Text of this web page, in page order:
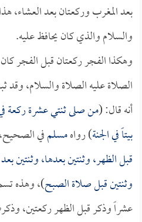
بعد المغرب وركعتان بعد العشاء،
والسلام والذي كان يحافظ عليه.
وهكذا الفجر ركعتان قبل الفجر كان
الصلاة عليه الصلاة والسلام، وقد
أنه قال: (من صلى ثنتي عشرة ركعة
بيتاً في الجنة) رواهمسلمفي
قبل الظهر، وثنتين بعدها، وثنتين
وثنتين قبل صلاة الصبح)، وهذه
عشراً وذكر قبل الظهر ركعتين،